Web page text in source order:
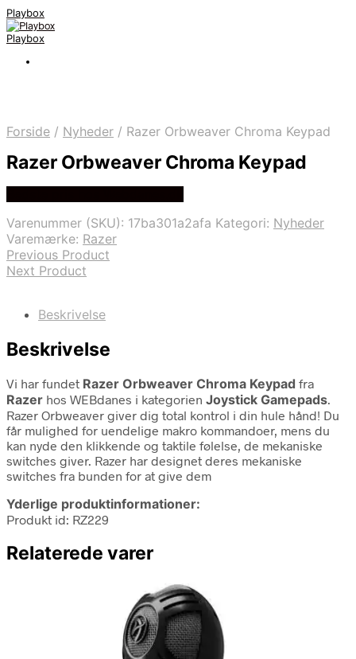
Playbox
Playbox
Forside / Nyheder / Razer Orbweaver Chroma Keypad
Razer Orbweaver Chroma Keypad
Varenummer (SKU): 17ba301a2afa Kategori: Nyheder
Varemærke: Razer
Previous Product
Next Product
Beskrivelse
Beskrivelse
Vi har fundet Razer Orbweaver Chroma Keypad fra
Razer hos WEBdanes i kategorien Joystick Gamepads.
Razer Orbweaver giver dig total kontrol i din hule hånd! Du
får mulighed for uendelige makro kommandoer, mens du
kan nyde den klikkende og taktile følelse, de mekaniske
switches giver. Razer har designet deres mekaniske
switches fra bunden for at give dem
Yderlige produktinformationer:
Produkt id: RZ229
Relaterede varer